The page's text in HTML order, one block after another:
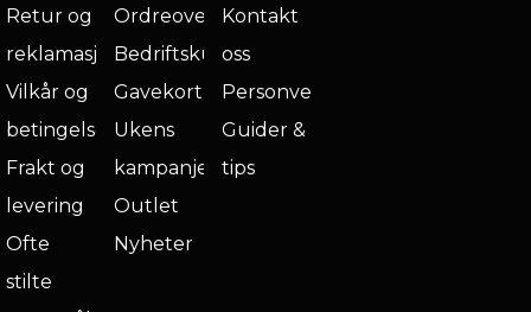
Retur og
reklamasjon
Vilkår og
betingelser
Frakt og
levering
Ofte
stilte
Ordreoversikt
Bedriftskunde
Gavekort
Ukens
kampanje
Outlet
Nyheter
Kontakt
oss
Personvern
Guider &
tips